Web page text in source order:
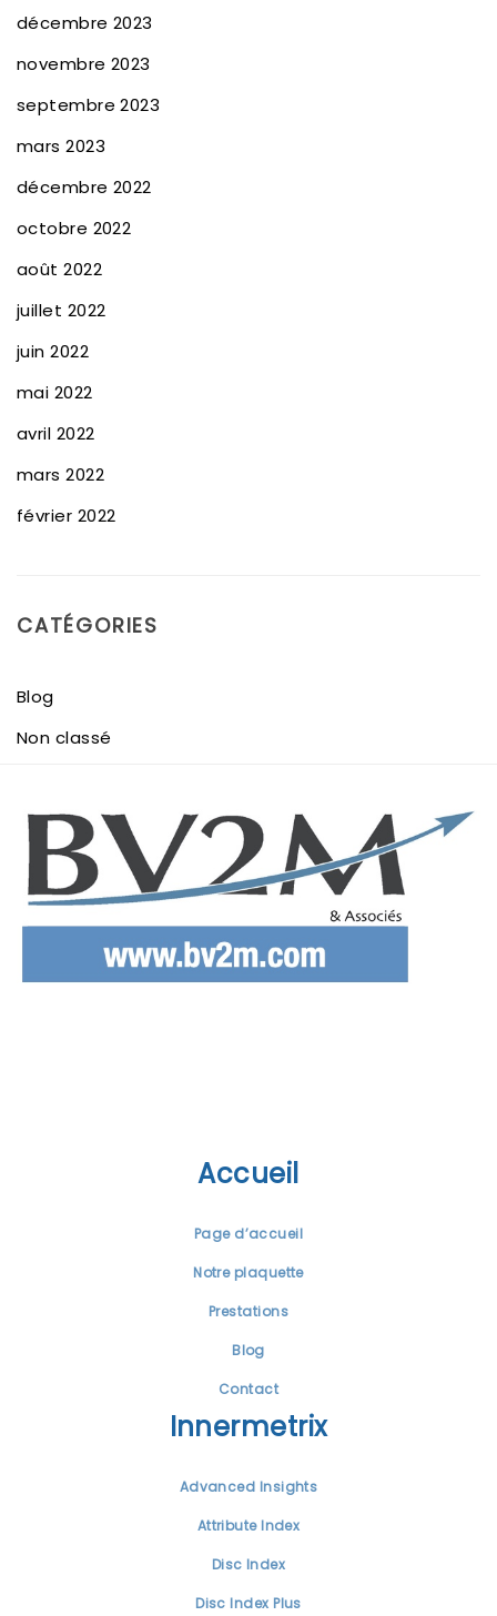
décembre 2023
novembre 2023
septembre 2023
mars 2023
décembre 2022
octobre 2022
août 2022
juillet 2022
juin 2022
mai 2022
avril 2022
mars 2022
février 2022
CATÉGORIES
Blog
Non classé
Accueil
Page d’accueil
Notre plaquette
Prestations
Blog
Contact
Innermetrix
Advanced Insights
Attribute Index
Disc Index
Disc Index Plus